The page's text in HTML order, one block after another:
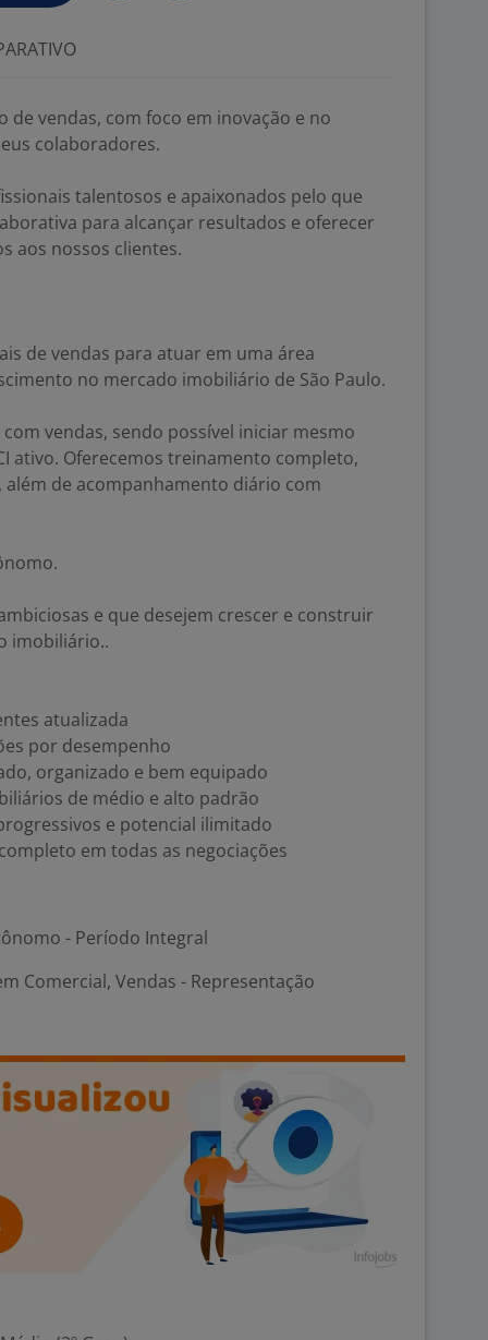
de vendas, com foco em inovação e no
colaboradores.
talentosos e apaixonados pelo que
para alcançar resultados e oferecer
aos nossos clientes.
de vendas para atuar em uma área
no mercado imobiliário de São Paulo.
vendas, sendo possível iniciar mesmo
ativo. Oferecemos treinamento completo,
de acompanhamento diário com
e que desejem crescer e construir
imobiliário..
atualizada
por desempenho
organizado e bem equipado
de médio e alto padrão
e potencial ilimitado
em todas as negociações
- Período Integral
Comercial, Vendas - Representação